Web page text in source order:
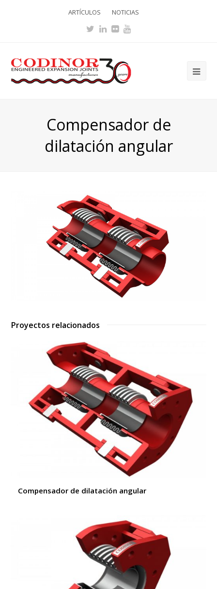
ARTÍCULOS NOTICIAS
Twitter
LinkedIn
FlickrYoutube
Compensador de
dilatación angular
Proyectos relacionados
Compensador de dilatación angular